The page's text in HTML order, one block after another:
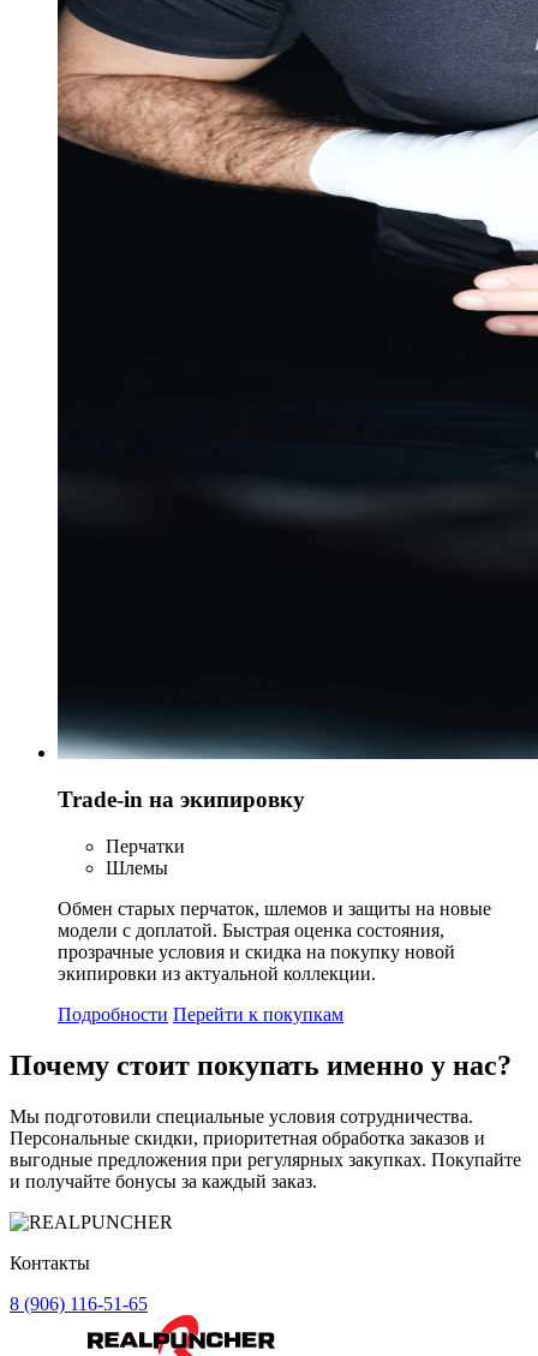
Trade-in на экипировку
Перчатки
Шлемы
Обмен старых перчаток, шлемов и защиты на новые
модели с доплатой. Быстрая оценка состояния,
прозрачные условия и скидка на покупку новой
экипировки из актуальной коллекции.
Подробности Перейти к покупкам
Почему стоит покупать именно у нас?
Мы подготовили специальные условия сотрудничества.
Персональные скидки, приоритетная обработка заказов и
выгодные предложения при регулярных закупках. Покупайте
и получайте бонусы за каждый заказ.
Контакты
8 (906) 116-51-65